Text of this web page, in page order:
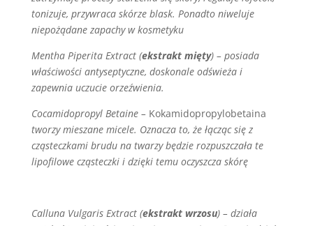
tonizuje, przywraca skórze blask. Ponadto niweluje
niepożądane zapachy w kosmetyku
Mentha Piperita Extract (ekstrakt mięty) – posiada
właściwości antyseptyczne, doskonale odświeża i
zapewnia uczucie orzeźwienia.
Cocamidopropyl Betaine – Kokamidopropylobetaina
tworzy mieszane micele. Oznacza to, że łącząc się z
cząsteczkami brudu na twarzy będzie rozpuszczała te
lipofilowe cząsteczki i dzięki temu oczyszcza skórę
Calluna Vulgaris Extract (ekstrakt wrzosu) – działa